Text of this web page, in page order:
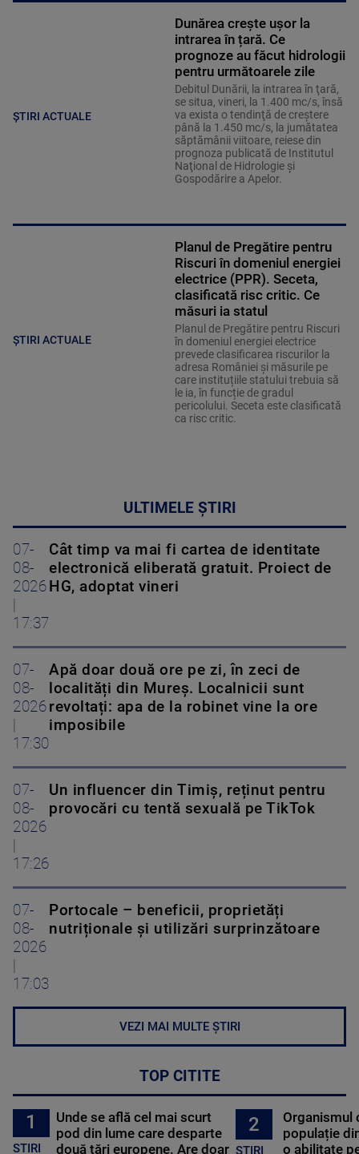
ȘTIRI ACTUALE
Dunărea crește ușor la
intrarea în țară. Ce
prognoze au făcut hidrologii
pentru următoarele zile
Debitul Dunării, la intrarea în ţară,
se situa, vineri, la 1.400 mc/s, însă
va exista o tendinţă de creştere
până la 1.450 mc/s, la jumătatea
săptămânii viitoare, reiese din
prognoza publicată de Institutul
Naţional de Hidrologie şi
Gospodărire a Apelor.
ȘTIRI ACTUALE
Planul de Pregătire pentru
Riscuri în domeniul energiei
electrice (PPR). Seceta,
clasificată risc critic. Ce
măsuri ia statul
Planul de Pregătire pentru Riscuri
în domeniul energiei electrice
prevede clasificarea riscurilor la
adresa României și măsurile pe
care instituțiile statului trebuia să
le ia, în funcție de gradul
pericolului. Seceta este clasificată
ca risc critic.
ULTIMELE ȘTIRI
07-
08-
2026
17:37
Cât timp va mai fi cartea de identitate
electronică eliberată gratuit. Proiect de
HG, adoptat vineri
07-
08-
2026
17:30
Apă doar două ore pe zi, în zeci de
localități din Mureș. Localnicii sunt
revoltați: apa de la robinet vine la ore
imposibile
07-
08-
2026
17:26
Un influencer din Timiș, reținut pentru
provocări cu tentă sexuală pe TikTok
07-
08-
2026
17:03
Portocale – beneficii, proprietăți
nutriționale și utilizări surprinzătoare
VEZI MAI MULTE ȘTIRI
TOP CITITE
1
STIRI
Unde se află cel mai scurt
pod din lume care desparte
două țări europene. Are doar
2
STIRI
Organismul
populație
o abilitate